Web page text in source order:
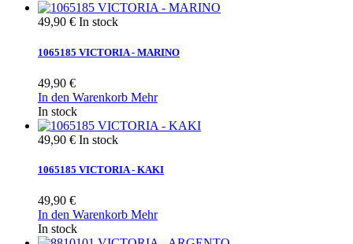
49,90 € In stock
1065185 VICTORIA - MARINO
49,90 €
In den Warenkorb Mehr
In stock
49,90 € In stock
1065185 VICTORIA - KAKI
49,90 €
In den Warenkorb Mehr
In stock